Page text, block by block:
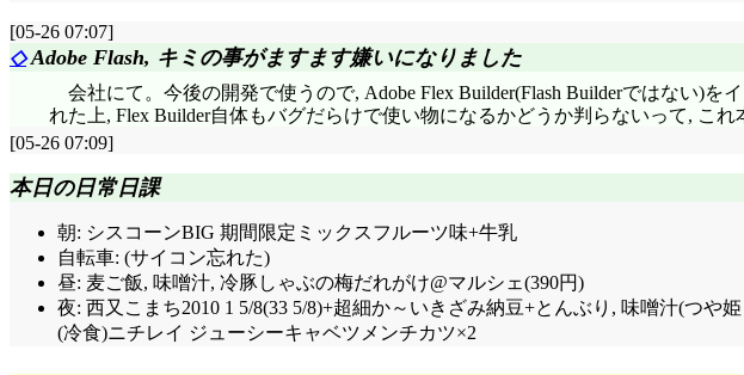
[05-26 07:07]
◇Adobe Flash, キミの事がますます嫌いになりました
会社にて。今後の開発で使うので, Adobe Flex Builder(Flash Builderではない)
れた上, Flex Builder自体もバグだらけで使い物になるかどうか判らないって, こ
[05-26 07:09]
本日の日常日課
朝: シスコーンBIG 期間限定ミックスフルーツ味+牛乳
自転車: (サイコン忘れた)
昼: 麦ご飯, 味噌汁, 冷豚しゃぶの梅だれがけ@マルシェ(390円)
夜: 西又こまち2010 1 5/8(33 5/8)+超細か～いきざみ納豆+とんぶり, 味噌汁(つ
(冷食)ニチレイ ジューシーキャベツメンチカツ×2